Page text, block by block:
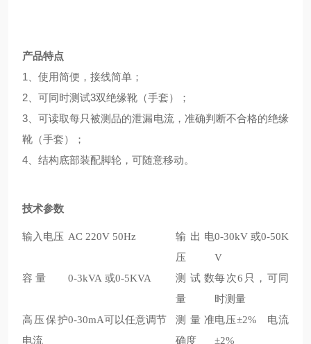
产品特点
1、使用简便，接线简单；
2、可同时测试3双绝缘靴（手套）；
3、可读取每只被测品的泄漏电流，准确判断不合格的绝缘
靴（手套）；
4、结构底部装配脚轮，可随意移动。
技术参数
输入电压 AC 220V 50Hz
输出电
压
0-30kV 或0-50K
V
容 量
0-3kVA 或0-5KVA
测试数
量
每次6只，可同
时测量
高压保护
电流
0-30mA可以任意调节
测量准
确度
电压±2% 电流
±2%